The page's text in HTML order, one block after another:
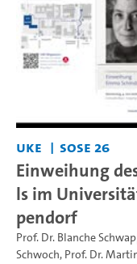
UKE SoSe 26
Einweihung
ls im
pendorf
Prof. Dr. Blanche
Schwoch, Prof. Dr.